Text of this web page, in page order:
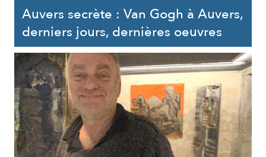
Auvers secrète : Van Gogh à Auvers,
derniers jours, dernières oeuvres